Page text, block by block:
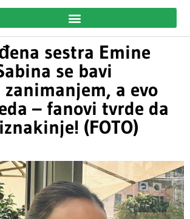
sestra Emine
se bavi
a evo
– fanovi tvrde da
(FOTO)